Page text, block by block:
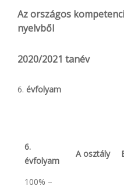
Az országos
nyelvből
2020/2021 tanév
évfolyam
6.
évfolyam
A osztály
100% –